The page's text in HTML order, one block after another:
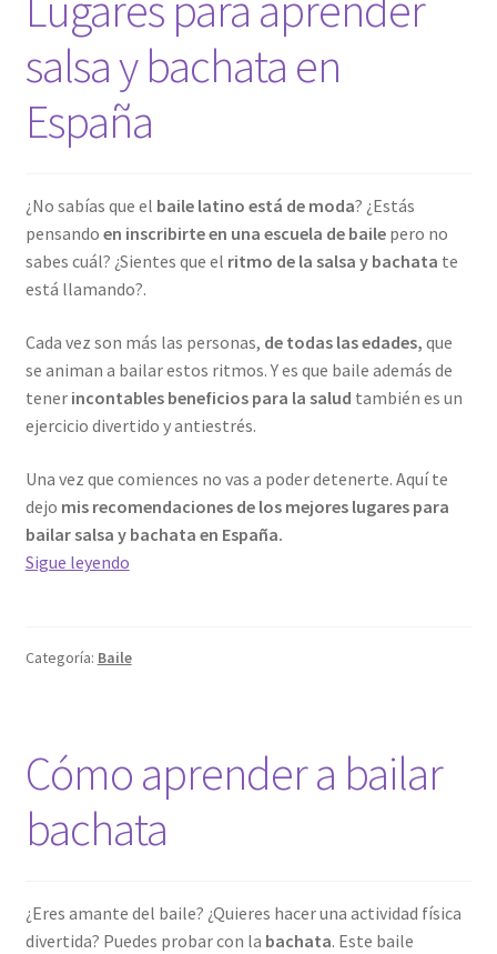
salsa y bachata en
España
¿No sabías que el baile latino está de moda? ¿Estás
pensando en inscribirte en una escuela de bailepero no
sabes cuál? ¿Sientes que el ritmo de la salsa y bachata te
está llamando?.
Cada vez son más las personas, de todas las edades, que
se animan a bailar estos ritmos. Y es que baile además de
tener incontables beneficios para la salud también es un
ejercicio divertido y antiestrés.
Una vez que comiences no vas a poder detenerte. Aquí te
dejo mis recomendaciones de los mejores lugares para
bailar salsa y bachata en España.
Sigue leyendoLugares
y
Categoría: Baile
Cómo aprender a bailar
bachata
¿Eres amante del baile? ¿Quieres hacer una actividad física
divertida? Puedes probar con la bachata. Este baile